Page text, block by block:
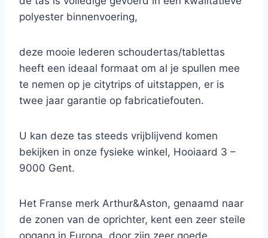
polyester binnenvoering,
deze mooie lederen schoudertas/tablettas
heeft een ideaal formaat om al je spullen mee
te nemen op je citytrips of uitstappen, er is
twee jaar garantie op fabricatiefouten.
U kan deze tas steeds vrijblijvend komen
bekijken in onze fysieke winkel, Hooiaard 3 –
9000 Gent.
Het Franse merk Arthur&Aston, genaamd naar
de zonen van de oprichter, kent een zeer steile
opgang in Europa, door zijn zeer goede